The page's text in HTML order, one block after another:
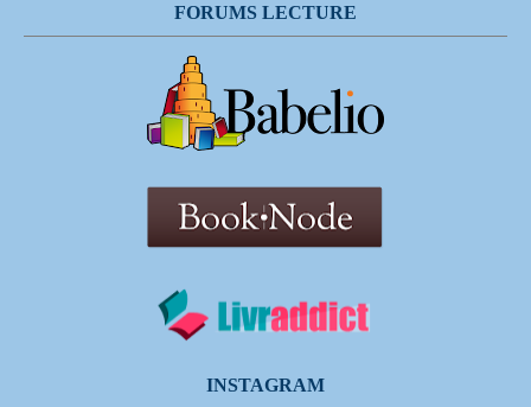
FORUMS LECTURE
INSTAGRAM